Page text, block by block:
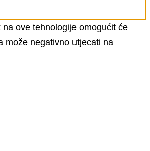
ove tehnologije omogućit će
može negativno utjecati na